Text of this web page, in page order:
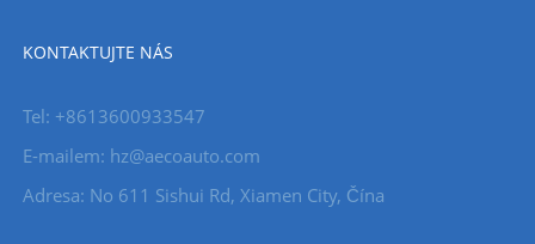
KONTAKTUJTE NÁS
Tel: +8613600933547
E-mailem: hz@aecoauto.com
Adresa: No 611 Sishui Rd, Xiamen City, Čína